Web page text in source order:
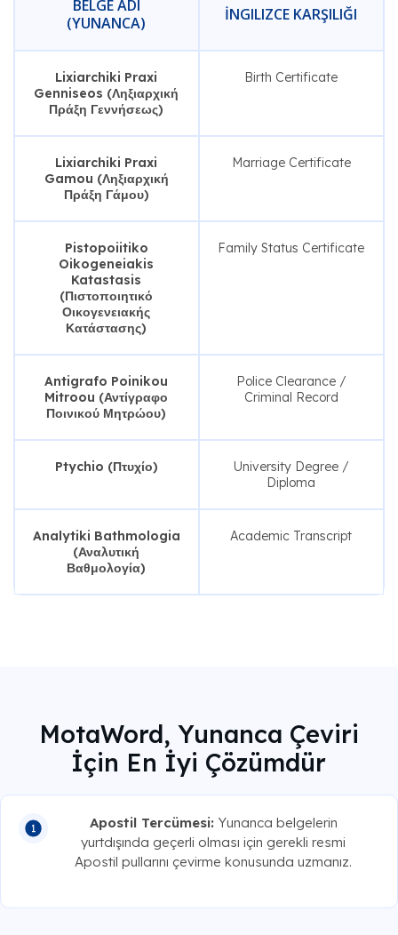
BELGE ADI
(YUNANCA)
İNGILIZCE KARŞILIĞI
Lixiarchiki Praxi
Genniseos (Ληξιαρχική
Πράξη Γεννήσεως)
Birth Certificate
Lixiarchiki Praxi
Gamou (Ληξιαρχική
Πράξη Γάμου)
Marriage Certificate
Pistopoiitiko
Oikogeneiakis
Katastasis
(Πιστοποιητικό
Οικογενειακής
Κατάστασης)
Family Status Certificate
Antigrafo Poinikou
Mitroou (Αντίγραφο
Ποινικού Μητρώου)
Police Clearance /
Criminal Record
Ptychio (Πτυχίο)
University Degree /
Diploma
Analytiki Bathmologia
(Αναλυτική
Βαθμολογία)
Academic Transcript
MotaWord, Yunanca Çeviri
İçin En İyi Çözümdür
Apostil Tercümesi: Yunanca belgelerin
yurtdışında geçerli olması için gerekli resmi
Apostil pullarını çevirme konusunda uzmanız.